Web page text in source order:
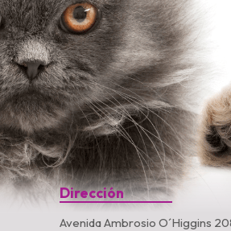
Dirección
Avenida Ambrosio O´Higgins